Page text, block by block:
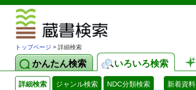
トップページ > 詳細検索
かんたん検索 いろいろ検索
詳細検索 ジャンル検索 NDC分類検索 新着資料